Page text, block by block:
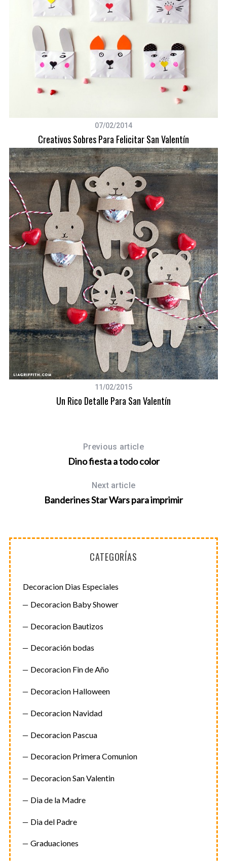
07/02/2014
Creativos Sobres Para Felicitar San Valentín
11/02/2015
Un Rico Detalle Para San Valentín
Previous article
Dino fiesta a todo color
Next article
Banderines Star Wars para imprimir
CATEGORÍAS
Decoracion Dias Especiales
Decoracion Baby Shower
Decoracion Bautizos
Decoración bodas
Decoracion Fin de Año
Decoracion Halloween
Decoracion Navidad
Decoracion Pascua
Decoracion Primera Comunion
Decoracion San Valentin
Dia de la Madre
Dia del Padre
Graduaciones